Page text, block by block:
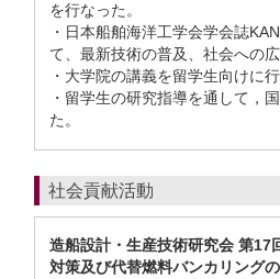
を行なった。
・日本船舶海洋工学会学会誌
て、最新技術の普及、社会への
・大学院の講義を留学生向けに行
・留学生の研究指導を通して，
た。
社会貢献活動
造船設計・生産技術研究会 第
対策及び代替燃料バンカリング